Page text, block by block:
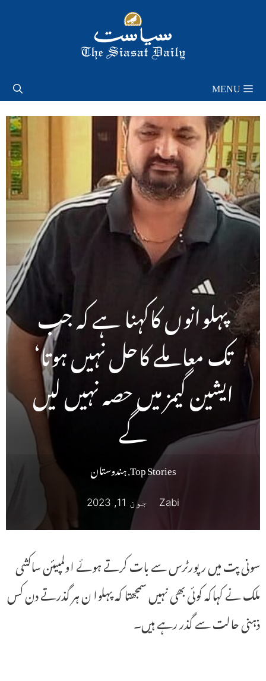
MENU
پہلوانوں کاکہنا ہے کہ جب
تک معاملے کاحل نہیں ہوتا‘
ایشین گیمز میں حصہ نہیں لیں
گے
Top Stories
,ہندوستان
Zabi جون 11, 2023
سونی پت میں رپورٹرس سے بات کرتے ہوئے اولمپیئن ساکشی
ملک نے کہاکہ کوئی بھی نہیں سمجھتا کہ پہلوا ن ہر گذرتے دن کس
ذہنی حالت سے گذر رہے ہیں۔